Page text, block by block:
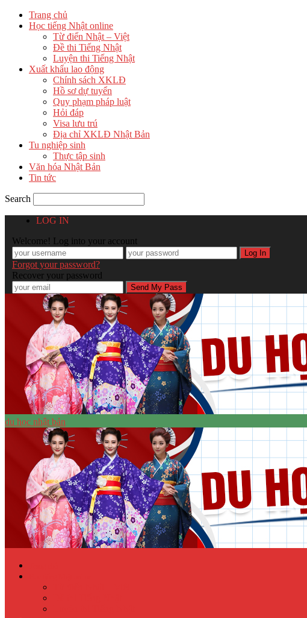
Trang chủ
Học tiếng Nhật online
Từ điển Nhật – Việt
Đề thi Tiếng Nhật
Luyện thi Tiếng Nhật
Xuất khẩu lao động
Chính sách XKLĐ
Hồ sơ dự tuyển
Quy phạm pháp luật
Hỏi đáp
Visa lưu trú
Địa chỉ XKLĐ Nhật Bản
Tu nghiệp sinh
Thực tập sinh
Văn hóa Nhật Bản
Tin tức
Search
LOG IN
Welcome! Log into your account
Forgot your password?
Recover your password
du học nhật bản